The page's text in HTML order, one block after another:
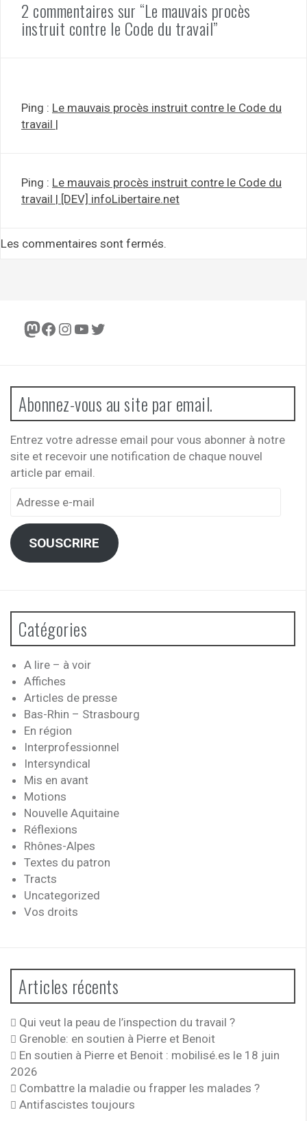
2 commentaires sur “Le mauvais procès
instruit contre le Code du travail”
Ping : Le mauvais procès instruit contre le Code du
travail |
Ping : Le mauvais procès instruit contre le Code du
travail | [DEV] infoLibertaire.net
Les commentaires sont fermés.
Mastodon
Facebook
Instagram
YouTube
Twitter
Abonnez-vous au site par email.
Entrez votre adresse email pour vous abonner à notre
site et recevoir une notification de chaque nouvel
article par email.
Adresse
mail
SOUSCRIRE
Catégories
A lire – à voir
Affiches
Articles de presse
Bas-Rhin – Strasbourg
En région
Interprofessionnel
Intersyndical
Mis en avant
Motions
Nouvelle Aquitaine
Réflexions
Rhônes-Alpes
Textes du patron
Tracts
Uncategorized
Vos droits
Articles récents
Qui veut la peau de l’inspection du travail ?
Grenoble: en soutien à Pierre et Benoit
En soutien à Pierre et Benoit : mobilisé.es le 18 juin
2026
Combattre la maladie ou frapper les malades ?
Antifascistes toujours